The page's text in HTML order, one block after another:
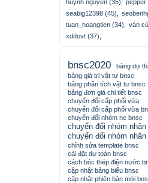
huynh nguyen (35)
pepper
seabig12398 (45)
tuan_hoangtien (34)
ván
xddovt (37)
bnsc2020
bảng dự
bảng giá trị vật tư bnsc
bảng phân tích vật tư bnsc
bảng đơn giá chi tiết bnsc
chuyển đổi cấp phối vữa
chuyển đổi cấp phối vữa
chuyển đổi nhóm nc bnsc
chuyển đổi nhóm
chuyển đổi nhóm
chỉnh sửa template bnsc
cài đặt dự toán bnsc
cách bóc thép điện nước
cập nhật bảng biểu bnsc
cập nhật phiên bản mới